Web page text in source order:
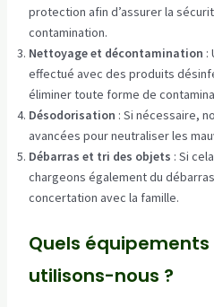
protection afin d’assurer la
contamination.
Nettoyage et décontamination :
effectué avec des produits
éliminer toute forme de
Désodorisation : Si nécessaire,
avancées pour neutraliser les
Débarras et tri des objets : Si
chargeons également du
concertation avec la famille.
Quels
utilisons-nous ?